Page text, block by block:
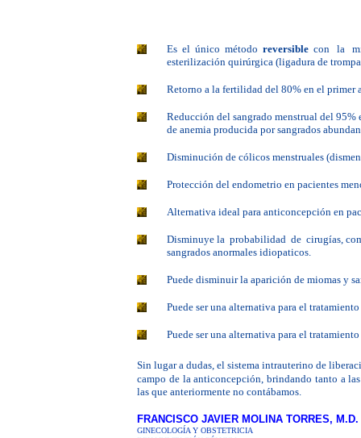
Es el único método reversible con la
esterilización quirúrgica (ligadura de
Retorno a la fertilidad del 80% en el primer
Reducción del sangrado menstrual del 95%
de anemia producida por sangrados
Disminución de cólicos menstruales
Protección del endometrio en pacientes
Alternativa ideal para anticoncepción en
Disminuye la probabilidad de cirugías,
sangrados anormales idiopaticos.
Puede disminuir la aparición de miomas y
Puede ser una alternativa para el
Puede ser una alternativa para el
Sin lugar a dudas, el sistema intrauterino de
campo de la anticoncepción, brindando tanto a
las que anteriormente no contábamos.
FRANCISCO JAVIER MOLINA TORRES, M. D.
GINECOLOGÍA Y OBSTETRICIA